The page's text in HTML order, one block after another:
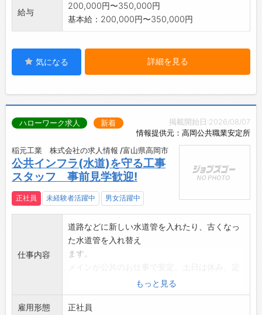
給与
200,000円〜350,000円
基本給：200,000円〜350,000円
気になる 詳細を見る
掲載開始日:2026/08/07
情報提供元：高岡公共職業安定所
ハローワーク求人 新着
稲元工業 株式会社の求人情報 /富山県高岡市
公共インフラ(水道)を守る工事
スタッフ 事前見学歓迎!
正社員 未経験者活躍中 男女活躍中
仕事内容
道路などに新しい水道管を入れたり、古くなっ
た水道管を入れ替え
ます。
〇会社に出社後社用車にて現場に向かいます。
〇勤務エリアは主に高岡市内 ※転勤なし
もっと見る
雇用形態 正社員